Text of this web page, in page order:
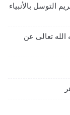
التوسل بالأنبياء
الله تعالى عن